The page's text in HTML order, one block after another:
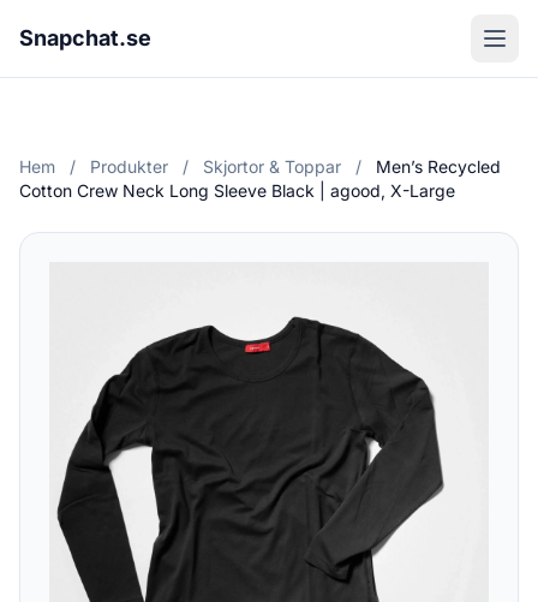
Snapchat.se
Hem / Produkter / Skjortor & Toppar /
Men’s Recycled
Cotton Crew Neck Long Sleeve Black | agood, X-Large